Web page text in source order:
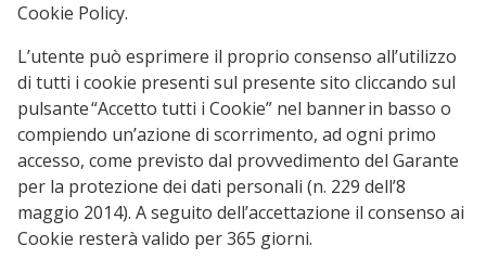
Cookie Policy.
L’utente può esprimere il proprio consenso all’utilizzo
di tutti i cookie presenti sul presente sito cliccando sul
pulsante “Accetto tutti i Cookie” nel banner in basso o
compiendo un’azione di scorrimento, ad ogni primo
accesso, come previsto dal provvedimento del Garante
per la protezione dei dati personali (n. 229 dell’8
maggio 2014). A seguito dell’accettazione il consenso ai
Cookie resterà valido per 365 giorni.